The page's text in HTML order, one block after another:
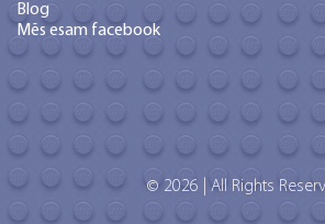
Blog
Mēs esam facebook
© 2026 | All Rights